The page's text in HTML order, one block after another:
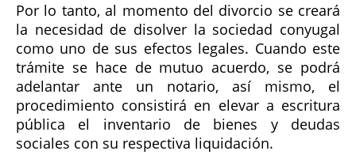
Por lo tanto, al momento del divorcio se creará
la necesidad de disolver la sociedad conyugal
como uno de sus efectos legales. Cuando este
trámite se hace de mutuo acuerdo, se podrá
adelantar ante un notario, así mismo, el
procedimiento consistirá en elevar a escritura
pública el inventario de bienes y deudas
sociales con su respectiva liquidación.